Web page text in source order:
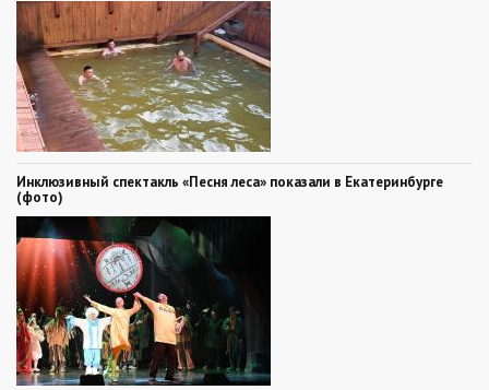
Инклюзивный спектакль «Песня леса» показали в Екатеринбурге
(фото)